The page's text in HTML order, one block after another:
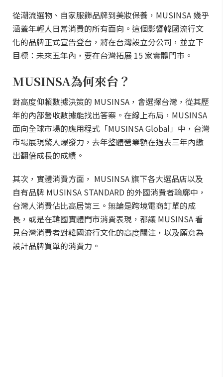
從潮流選物、自家服飾品牌到美妝保養，MUSINSA 幾乎
涵蓋年輕人日常消費的所有面向。這個影響韓國流行文
化的品牌正式宣告登台，將在台灣設立分公司，並立下
目標：未來五年內，要在台灣拓展 15 家實體門市。
MUSINSA為何來台？
對高度仰賴數據決策的 MUSINSA，會選擇台灣，從其歷
年的內部營收數據能找出答案。在線上布局，MUSINSA
面向全球市場的應用程式「MUSINSA Global」中，台灣
市場展現驚人爆發力，去年整體營業額在過去三年內繳
出翻倍成長的成績。
其次，實體消費方面， MUSINSA 旗下各大選品店以及
自有品牌 MUSINSA STANDARD 的外國消費者輪廓中，
台灣人消費佔比高居第三。無論是跨境電商訂單的成
長，或是在韓國實體門市消費表現，都讓 MUSINSA 看
見台灣消費者對韓國流行文化的高度關注，以及願意為
設計品牌買單的消費力。